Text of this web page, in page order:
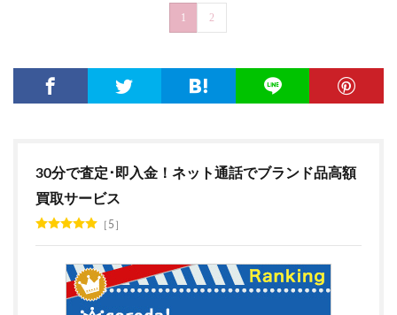
1 2
30分で査定･即入金！ネット通話でブランド品高額
買取サービス
5